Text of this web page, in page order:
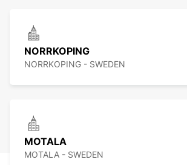
NORRKOPING
NORRKOPING - SWEDEN
MOTALA
MOTALA - SWEDEN